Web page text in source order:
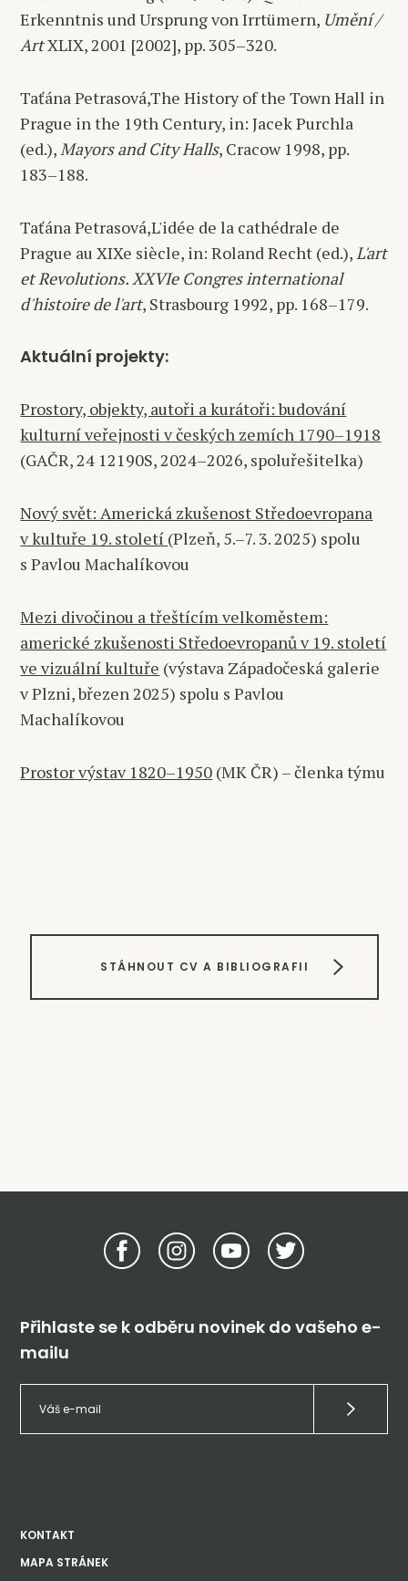
Erkenntnis und Ursprung von Irrtümern, Umění /
ArtXLIX, 2001 [2002], pp. 305–320.
Taťána Petrasová,The History of the Town Hall in
Prague in the 19th Century, in: Jacek Purchla
(ed.),Mayors and City Halls, Cracow 1998, pp.
183–188.
Taťána Petrasová,L'idée de la cathédrale de
Prague au XIXe siècle, in: Roland Recht (ed.),L'art
et Revolutions. XXVIe Congres international
d'histoire de l'art, Strasbourg 1992, pp. 168–179.
Aktuální projekty:
Prostory, objekty, autoři a kurátoři: budování
kulturní veřejnosti v českých zemích 1790–1918
(GAČR, 24 12190S, 2024–2026, spoluřešitelka)
Nový svět: Americká zkušenost Středoevropana
v kultuře 19. století (Plzeň, 5.–7. 3. 2025) spolu
s Pavlou Machalíkovou
Mezi divočinou a třeštícím velkoměstem:
americké zkušenosti Středoevropanů v 19. století
ve vizuální kultuře (výstava Západočeská galerie
v Plzni, březen 2025) spolu s Pavlou
Machalíkovou
Prostor výstav 1820–1950 (MK ČR) – členka týmu
STÁHNOUT CV A BIBLIOGRAFII
Přihlaste se k odběru novinek do vašeho e-
mailu
KONTAKT
MAPA STRÁNEK